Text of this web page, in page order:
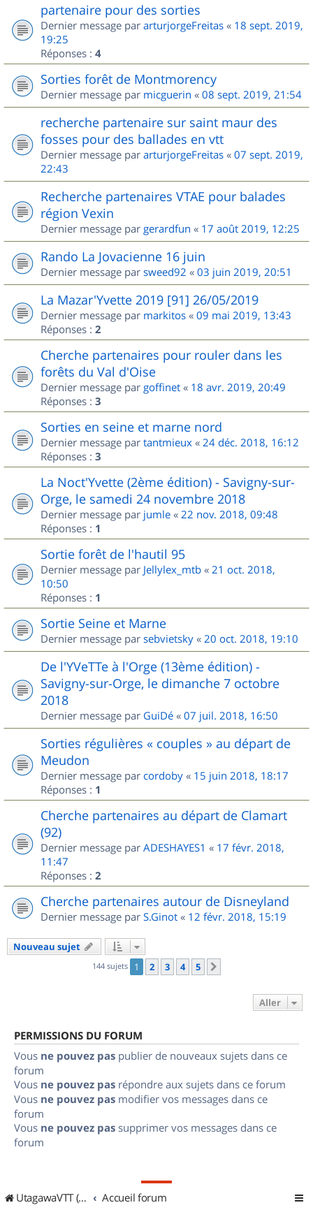
partenaire pour des sorties
Dernier message par arturjorgeFreitas « 18 sept. 2019,
19:25
Réponses : 4
Sorties forêt de Montmorency
Dernier message par micguerin « 08 sept. 2019, 21:54
recherche partenaire sur saint maur des
fosses pour des ballades en vtt
Dernier message par arturjorgeFreitas « 07 sept. 2019,
22:43
Recherche partenaires VTAE pour balades
région Vexin
Dernier message par gerardfun « 17 août 2019, 12:25
Rando La Jovacienne 16 juin
Dernier message par sweed92 « 03 juin 2019, 20:51
La Mazar'Yvette 2019 [91] 26/05/2019
Dernier message par markitos « 09 mai 2019, 13:43
Réponses : 2
Cherche partenaires pour rouler dans les
forêts du Val d'Oise
Dernier message par goffinet « 18 avr. 2019, 20:49
Réponses : 3
Sorties en seine et marne nord
Dernier message par tantmieux « 24 déc. 2018, 16:12
Réponses : 3
La Noct'Yvette (2ème édition) - Savigny-sur-
Orge, le samedi 24 novembre 2018
Dernier message par jumle « 22 nov. 2018, 09:48
Réponses : 1
Sortie forêt de l'hautil 95
Dernier message par Jellylex_mtb « 21 oct. 2018,
10:50
Réponses : 1
Sortie Seine et Marne
Dernier message par sebvietsky « 20 oct. 2018, 19:10
De l'YVeTTe à l'Orge (13ème édition) -
Savigny-sur-Orge, le dimanche 7 octobre
2018
Dernier message par GuiDé « 07 juil. 2018, 16:50
Sorties régulières « couples » au départ de
Meudon
Dernier message par cordoby « 15 juin 2018, 18:17
Réponses : 1
Cherche partenaires au départ de Clamart
(92)
Dernier message par ADESHAYES1 « 17 févr. 2018,
11:47
Réponses : 2
Cherche partenaires autour de Disneyland
Dernier message par S.Ginot « 12 févr. 2018, 15:19
Nouveau sujet
144 sujets 1 2 3 4 5
Aller
PERMISSIONS DU FORUM
Vous ne pouvez pas publier de nouveaux sujets dans ce
forum
Vous ne pouvez pas répondre aux sujets dans ce forum
Vous ne pouvez pas modifier vos messages dans ce
forum
Vous ne pouvez pas supprimer vos messages dans ce
forum
UtagawaVTT (Randos VTT et VTTAE avec traces GPS) Accueil forum